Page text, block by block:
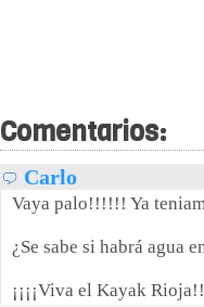
Comentarios:
Carlo
Vaya palo!!!!!! Ya
¿Se sabe si habrá agua
¡¡¡¡Viva el Kayak